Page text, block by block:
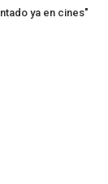
ya en cines"